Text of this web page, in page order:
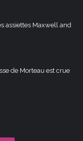
assiettes Maxwell and
de Morteau est crue